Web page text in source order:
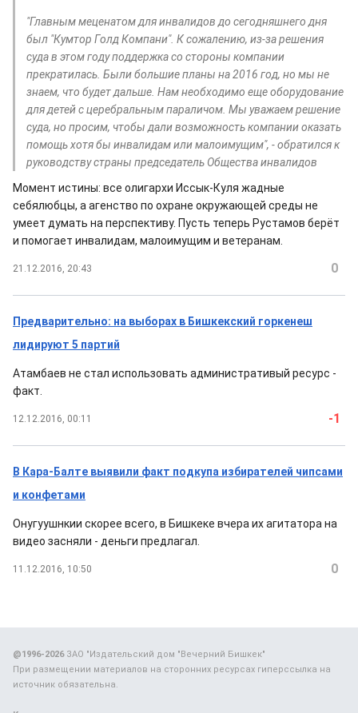
"Главным меценатом для инвалидов до сегодняшнего дня
был "Кумтор Голд Компани". К сожалению, из-за решения
суда в этом году поддержка со стороны компании
прекратилась. Были большие планы на 2016 год, но мы не
знаем, что будет дальше. Нам необходимо еще оборудование
для детей с церебральным параличом. Мы уважаем решение
суда, но просим, чтобы дали возможность компании оказать
помощь хотя бы инвалидам или малоимущим", - обратился к
руководству страны председатель Общества инвалидов
Момент истины: все олигархи Иссык-Куля жадные
себялюбцы, а агенство по охране окружающей среды не
умеет думать на перспективу. Пусть теперь Рустамов берёт
и помогает инвалидам, малоимущим и ветеранам.
21.12.2016, 20:43 0
Предварительно: на выборах в Бишкекский горкенеш
лидируют 5 партий
Атамбаев не стал использовать административый ресурс -
факт.
12.12.2016, 00:11 -1
В Кара-Балте выявили факт подкупа избирателей чипсами
и конфетами
Онугуушнкии скорее всего, в Бишкеке вчера их агитатора на
видео засняли - деньги предлагал.
11.12.2016, 10:50 0
@1996-2026ЗАО "Издательский дом "Вечерний Бишкек"
При размещении материалов на сторонних ресурсах гиперссылка на
источник обязательна.